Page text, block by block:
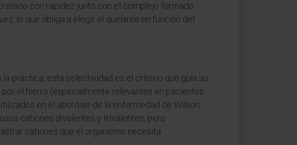
con rapidez junto con el complejo formado.
lo que obliga a elegir el quelante en función del
práctica, esta selectividad es el criterio que guía su
el hierro (especialmente relevantes en pacientes
en el abordaje de la enfermedad de Wilson.
cationes divalentes y trivalentes, pero
cationes que el organismo necesita.